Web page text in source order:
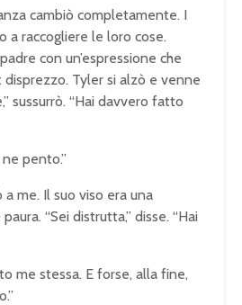
cambiò completamente. I
a raccogliere le loro cose.
con un’espressione che
Tyler si alzò e venne
sussurrò. “Hai davvero fatto
ne pento.”
me. Il suo viso era una
“Sei distrutta,” disse. “Hai
me stessa. E forse, alla fine,